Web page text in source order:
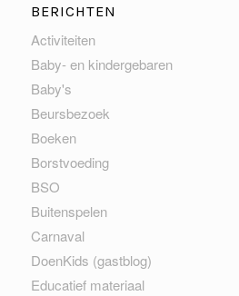
BERICHTEN
Activiteiten
Baby- en kindergebaren
Baby's
Beursbezoek
Boeken
Borstvoeding
BSO
Buitenspelen
Carnaval
DoenKids (gastblog)
Educatief materiaal